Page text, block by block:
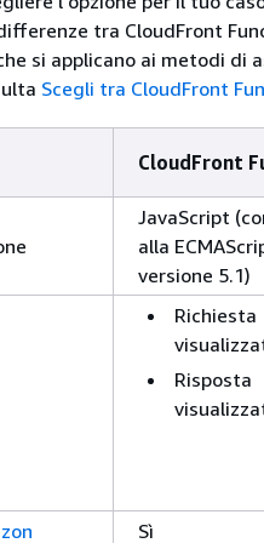
tra CloudFront
si applicano ai metodi di
Scegli tra CloudFront
CloudFront
JavaScript
alla
versione 5.1)
Richiesta
Risposta
Sì